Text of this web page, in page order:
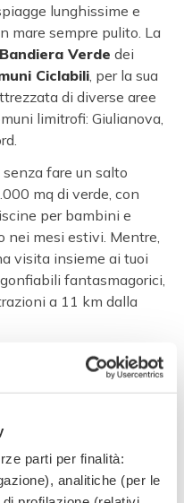
parti per finalità:
analitiche (per le
lunghissime e
mare sempre pulito. La
Bandiera Verde dei
Ciclabili , per la sua
di diverse aree
limitrofi: Giulianova,
fare un salto
mq di verde, con
per bambini e
nei mesi estivi. Mentre,
visita insieme ai tuoi
gonfiabili fantasmagorici,
a 11 km dalla